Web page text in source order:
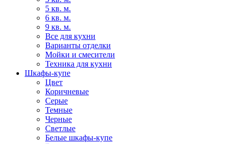
5 кв. м.
6 кв. м.
9 кв. м.
Все для кухни
Варианты отделки
Мойки и смесители
Техника для кухни
Шкафы-купе
Цвет
Коричневые
Серые
Темные
Черные
Светлые
Белые шкафы-купе